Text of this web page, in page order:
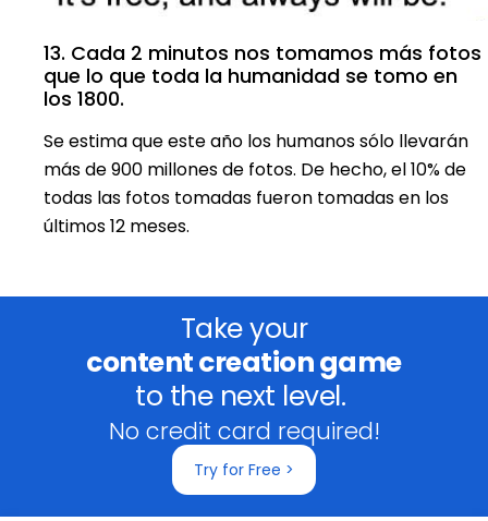
13. Cada 2 minutos nos tomamos más fotos
que lo que toda la humanidad se tomo en
los 1800.
Se estima que este año los humanos sólo llevarán
más de 900 millones de fotos. De hecho, el 10% de
todas las fotos tomadas fueron tomadas en los
últimos 12 meses.
Take your
content creation game
to the next level.
No credit card required!
Try for Free >